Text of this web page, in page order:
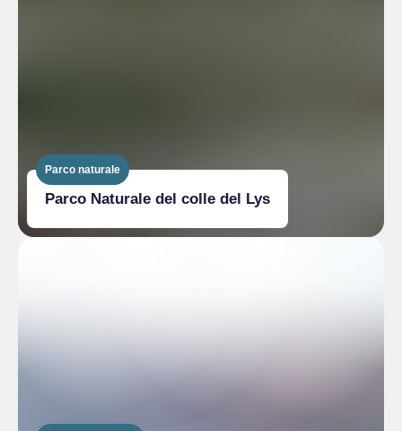
Parco naturale
Parco Naturale del colle del Lys